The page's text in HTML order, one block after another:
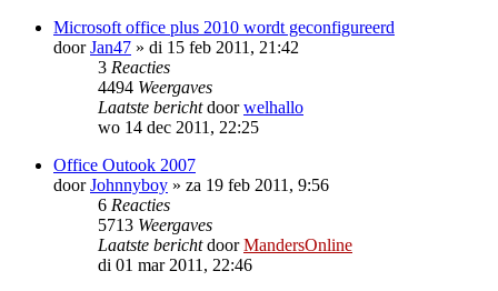
Microsoft office plus 2010 wordt geconfigureerd
doorJan47 » di 15 feb 2011, 21:42
3 Reacties
4494 Weergaves
Laatste berichtdoorwelhallo
wo 14 dec 2011, 22:25
Office Outook 2007
doorJohnnyboy » za 19 feb 2011, 9:56
6 Reacties
5713 Weergaves
Laatste berichtdoorMandersOnline
di 01 mar 2011, 22:46